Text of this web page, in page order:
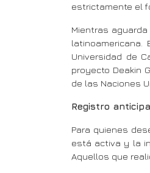
estrictamente el
Mientras
latinoamericana.
Universidad de
proyecto Deakin
de las Naciones
Registro
Para quienes
está activa y la
Aquellos que